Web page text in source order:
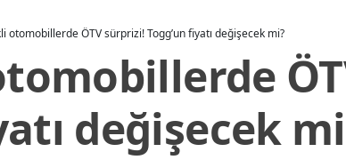
otomobillerde ÖTV sürprizi! Togg’un fiyatı değişecek mi?
değişecek